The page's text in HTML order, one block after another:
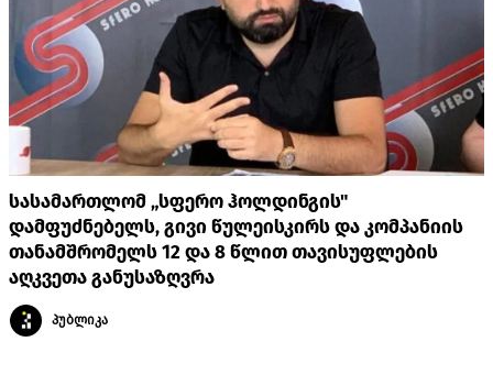
სასამართლომ „სფერო ჰოლდინგის"
დამფუძნებელს, გივი წულეისკირს და კომპანიის
თანამშრომელს 12 და 8 წლით თავისუფლების
აღკვეთა განუსაზღვრა
პუბლიკა